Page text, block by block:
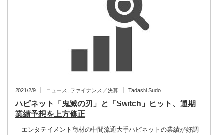
2021/2/9 ニュース ファイナンス／決算 Tadashi Sudo
ハピネット「鬼滅の刃」と「Switch」ヒット、通期
業績予想を上方修正
エンタテイメント商材の中間流通大手ハピネットの業績が好調